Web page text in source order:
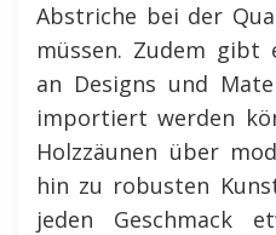
Abstriche bei der
müssen. Zudem gibt
an Designs und
importiert werden
Holzzäunen über
hin zu robusten
jeden Geschmack